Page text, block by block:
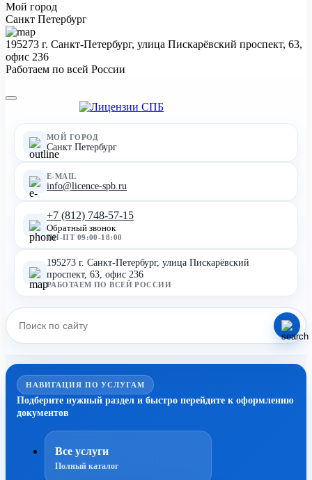
Мой город
Санкт Петербург
195273 г. Санкт-Петербург, улица Пискарёвский проспект, 63,
офис 236
Работаем по всей России
МОЙ ГОРОД
Санкт Петербург
E-MAIL
info@licence-spb.ru
+7 (812) 748-57-15
Обратный звонок
ПН-ПТ 09:00-18:00
195273 г. Санкт-Петербург, улица Пискарёвский
проспект, 63, офис 236
РАБОТАЕМ ПО ВСЕЙ РОССИИ
НАВИГАЦИЯ ПО УСЛУГАМ
Подберите нужный раздел и быстро перейдите к оформлению
документов
Все услуги
Полный каталог